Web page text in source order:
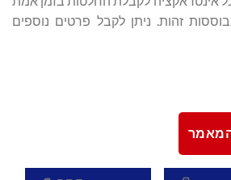
זהות. ניתן לקבל פרטים נוספים